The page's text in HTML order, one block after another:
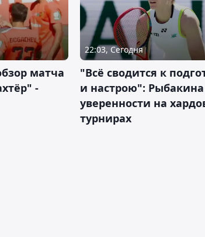
матча
-
22:03, Сегодня
"Всё сводится к
и настрою": Рыбакина
уверенности на
турнирах